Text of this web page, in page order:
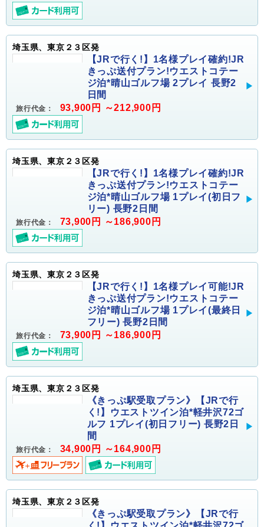
埼玉県、東京２３区発
【JRで行く!】1名様プレイ確約!JR
きっぷ送付プラン!ウエストコテー
ジ泊*晴山ゴルフ場 2プレイ 長野2
日間
旅行代金： 93,900円 ～212,900円
埼玉県、東京２３区発
【JRで行く!】1名様プレイ確約!JR
きっぷ送付プラン!ウエストコテー
ジ泊*晴山ゴルフ場 1プレイ(初日フ
リー) 長野2日間
旅行代金： 73,900円 ～186,900円
埼玉県、東京２３区発
【JRで行く!】1名様プレイ可能!JR
きっぷ送付プラン!ウエストコテー
ジ泊*晴山ゴルフ場 1プレイ(最終日
フリー) 長野2日間
旅行代金： 73,900円 ～186,900円
埼玉県、東京２３区発
《きっぷ駅受取プラン》【JRで行
く!】ウエストツイン泊*軽井沢72ゴ
ルフ 1プレイ(初日フリー) 長野2日
間
旅行代金： 34,900円 ～164,900円
埼玉県、東京２３区発
《きっぷ駅受取プラン》【JRで行